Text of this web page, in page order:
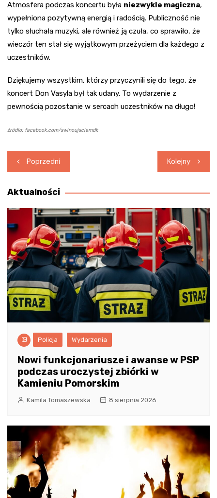
Atmosfera podczas koncertu była niezwykle magiczna,
wypełniona pozytywną energią i radością. Publiczność nie
tylko słuchała muzyki, ale również ją czuła, co sprawiło, że
wieczór ten stał się wyjątkowym przeżyciem dla każdego z
uczestników.
Dziękujemy wszystkim, którzy przyczynili się do tego, że
koncert Don Vasyla był tak udany. To wydarzenie z
pewnością pozostanie w sercach uczestników na długo!
źródło: facebook.com/swinoujsciemdk
Nawigacja
wpisu
Poprzedni Kolejny
Aktualności
Policja Wydarzenia
Nowi funkcjonariusze i awanse w PSP
podczas uroczystej zbiórki w
Kamieniu Pomorskim
Kamila Tomaszewska 8 sierpnia 2026